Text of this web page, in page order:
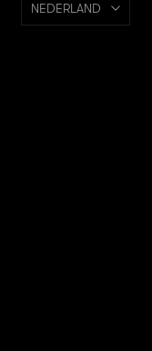
NEDERLAND